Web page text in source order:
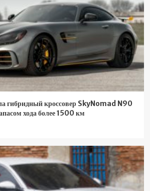
гибридный кроссовер SkyNomad N90
хода более 1500 км